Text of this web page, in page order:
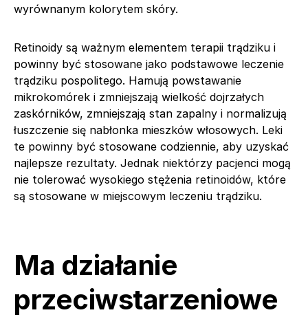
wyrównanym kolorytem skóry.
Retinoidy są ważnym elementem terapii trądziku i
powinny być stosowane jako podstawowe leczenie
trądziku pospolitego. Hamują powstawanie
mikrokomórek i zmniejszają wielkość dojrzałych
zaskórników, zmniejszają stan zapalny i normalizują
łuszczenie się nabłonka mieszków włosowych. Leki
te powinny być stosowane codziennie, aby uzyskać
najlepsze rezultaty. Jednak niektórzy pacjenci mogą
nie tolerować wysokiego stężenia retinoidów, które
są stosowane w miejscowym leczeniu trądziku.
Ma działanie
przeciwstarzeniowe